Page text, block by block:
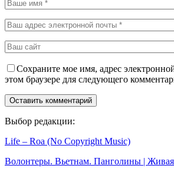
Сохраните мое имя, адрес
этом браузере для следующего
Выбор редакции:
Life – Roa (No Copyright Music)
Волонтеры. Вьетнам. Панголины |